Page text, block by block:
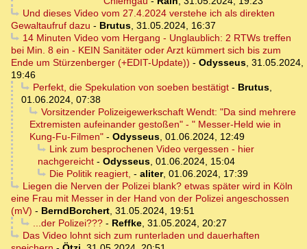
Und dieses Video vom 27.4.2024 verstehe ich als direkten
Gewaltaufruf dazu - Brutus, 31.05.2024, 16:37
14 Minuten Video vom Hergang - Unglaublich: 2 RTWs treffen
bei Min. 8 ein - KEIN Sanitäter oder Arzt kümmert sich bis zum
Ende um Stürzenberger (+EDIT-Update)) - Odysseus, 31.05.2024,
19:46
Perfekt, die Spekulation von soeben bestätigt- Brutus,
01.06.2024, 07:38
Vorsitzender Polizeigewerkschaft Wendt: "Da sind mehrere
Extremisten aufeinander gestoßen" - " Messer-Held wie in
Kung-Fu-Filmen" - Odysseus, 01.06.2024, 12:49
Link zum besprochenen Video vergessen - hier
nachgereicht - Odysseus, 01.06.2024, 15:04
Die Politik reagiert, - aliter, 01.06.2024, 17:39
Liegen die Nerven der Polizei blank? etwas später wird in Köln
eine Frau mit Messer in der Hand von der Polizei angeschossen
(mV) - BerndBorchert, 31.05.2024, 19:51
...der Polizei???- Reffke, 31.05.2024, 20:27
Das Video lohnt sich zum runterladen und dauerhaften